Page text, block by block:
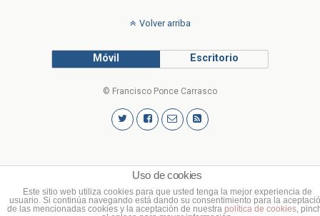
Volver arriba
Móvil Escritorio
© Francisco Ponce Carrasco
Uso de cookies
Este sitio web utiliza cookies para que usted tenga la mejor experiencia de
usuario. Si continúa navegando está dando su consentimiento para la
de las mencionadas cookies y la aceptación de nuestra política de cookies,